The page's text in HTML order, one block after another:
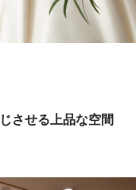
させる上品な空間